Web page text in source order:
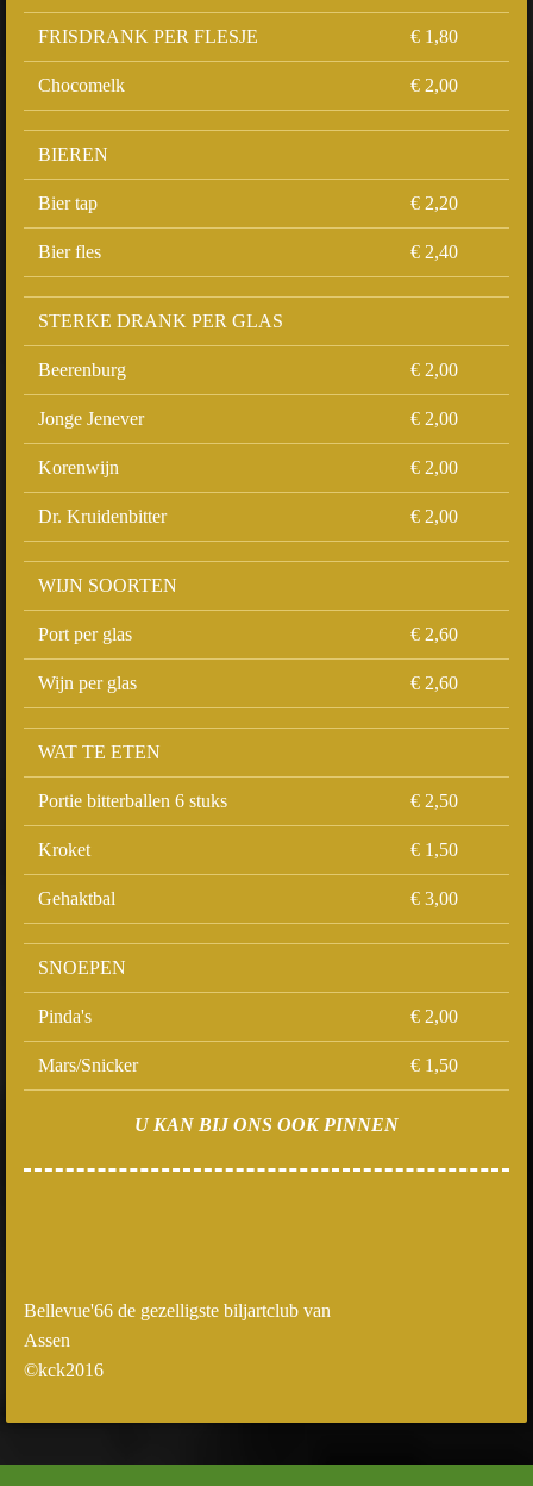
FRISDRANK PER FLESJE € 1,80
Chocomelk € 2,00
BIEREN
Bier tap € 2,20
Bier fles € 2,40
STERKE DRANK PER GLAS
Beerenburg € 2,00
Jonge Jenever € 2,00
Korenwijn € 2,00
Dr. Kruidenbitter € 2,00
WIJN SOORTEN
Port per glas € 2,60
Wijn per glas € 2,60
WAT TE ETEN
Portie bitterballen 6 stuks € 2,50
Kroket € 1,50
Gehaktbal € 3,00
SNOEPEN
Pinda's € 2,00
Mars/Snicker € 1,50
U KAN BIJ ONS OOK PINNEN
Bellevue'66 de gezelligste biljartclub van
Assen
©kck2016